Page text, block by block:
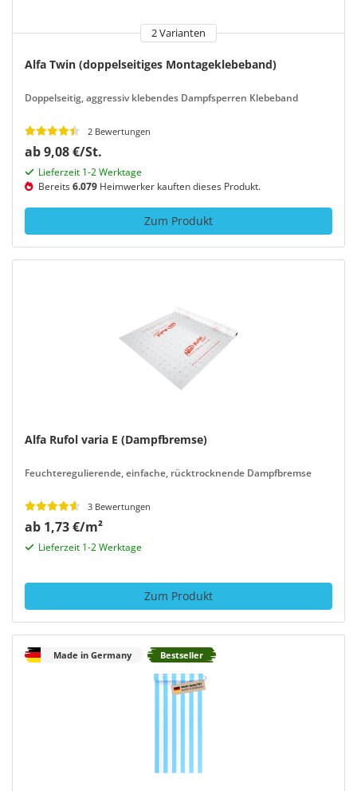
2 Varianten
Alfa Twin (doppelseitiges Montageklebeband)
Doppelseitig, aggressiv klebendes Dampfsperren Klebeband
2 Bewertungen
ab 9,08 €/St.
Lieferzeit 1-2 Werktage
Bereits6.079 Heimwerker kauften dieses Produkt.
Zum Produkt
Alfa Rufol varia E (Dampfbremse)
Feuchteregulierende, einfache, rücktrocknende Dampfbremse
3 Bewertungen
ab 1,73 €/m²
Lieferzeit 1-2 Werktage
Zum Produkt
Made in Germany Bestseller